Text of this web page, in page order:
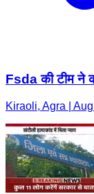
Fsda की टीम ने
Kiraoli, Agra |